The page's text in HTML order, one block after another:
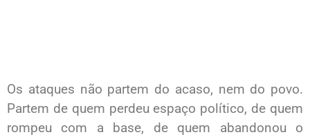
Os ataques não partem do acaso, nem do povo.
Partem de quem perdeu espaço político, de quem
rompeu com a base, de quem abandonou o